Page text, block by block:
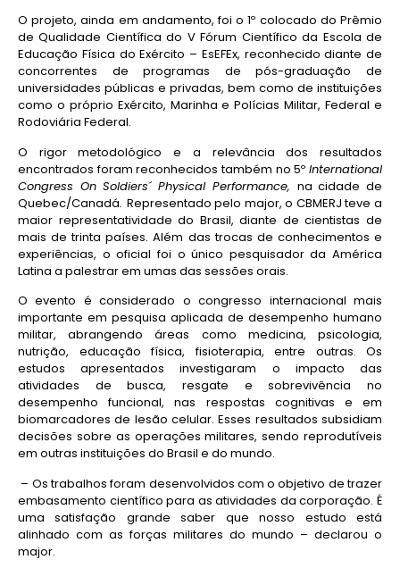
O projeto, ainda em andamento, foi o 1º colocado do Prêmio
de Qualidade Científica do V Fórum Científico da Escola de
Educação Física do Exército – EsEFEx, reconhecido diante de
concorrentes de programas de pós-graduação de
universidades públicas e privadas, bem como de instituições
como o próprio Exército, Marinha e Polícias Militar, Federal e
Rodoviária Federal.
O rigor metodológico e a relevância dos resultados
encontrados foram reconhecidos também no 5º International
Congress On Soldiers´ Physical Performance, na cidade de
Quebec/Canadá. Representado pelo major, o CBMERJ teve a
maior representatividade do Brasil, diante de cientistas de
mais de trinta países. Além das trocas de conhecimentos e
experiências, o oficial foi o único pesquisador da América
Latina a palestrar em umas das sessões orais.
O evento é considerado o congresso internacional mais
importante em pesquisa aplicada de desempenho humano
militar, abrangendo áreas como medicina, psicologia,
nutrição, educação física, fisioterapia, entre outras. Os
estudos apresentados investigaram o impacto das
atividades de busca, resgate e sobrevivência no
desempenho funcional, nas respostas cognitivas e em
biomarcadores de lesão celular. Esses resultados subsidiam
decisões sobre as operações militares, sendo reprodutíveis
em outras instituições do Brasil e do mundo.
– Os trabalhos foram desenvolvidos com o objetivo de trazer
embasamento científico para as atividades da corporação. É
uma satisfação grande saber que nosso estudo está
alinhado com as forças militares do mundo – declarou o
major.